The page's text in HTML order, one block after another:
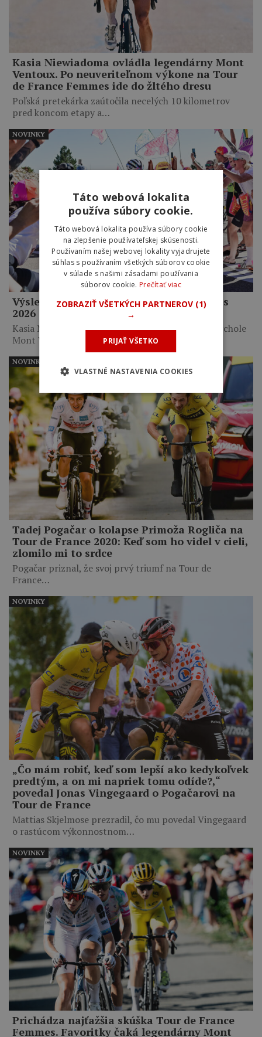
Kasia Niewiadoma ovládla legendárny Mont
Ventoux. Po neuveriteľnom výkone na Tour
de France Femmes ide do žltého dresu
Poľská pretekárka zaútočila necelých 10 kilometrov
pred koncom etapy a…
Výsledky 7. etapy Tour de France Femmes
2026
Kasia Niewiadoma triumfovala na legendárnom vrchole
Mont Ventoux po takmer…
NOVINKY
Tadej Pogačar o kolapse Primoža Rogliča na
Tour de France 2020: Keď som ho videl v cieli,
zlomilo mi to srdce
Pogačar priznal, že svoj prvý triumf na Tour de
France…
NOVINKY
„Čo mám robiť, keď som lepší ako kedykoľvek
predtým, a on mi napriek tomu odíde?,“
povedal Jonas Vingegaard o Pogačarovi na
Tour de France
Mattias Skjelmose prezradil, čo mu povedal Vingegaard
o rastúcom výkonnostnom…
NOVINKY
Prichádza najťažšia skúška Tour de France
Femmes. Favoritky čaká legendárny Mont
NOVINKY
Táto webová lokalita
používa súbory cookie.
Táto webová lokalita používa súbory cookie
na zlepšenie používateľskej skúsenosti.
Používaním našej webovej lokality vyjadrujete
súhlas s používaním všetkých súborov cookie
v súlade s našimi zásadami používania
súborov cookie. Prečítať viac
ZOBRAZIŤ VŠETKÝCH PARTNEROV (1)
→
PRIJAŤ VŠETKO
VLASTNÉ NASTAVENIA COOKIES